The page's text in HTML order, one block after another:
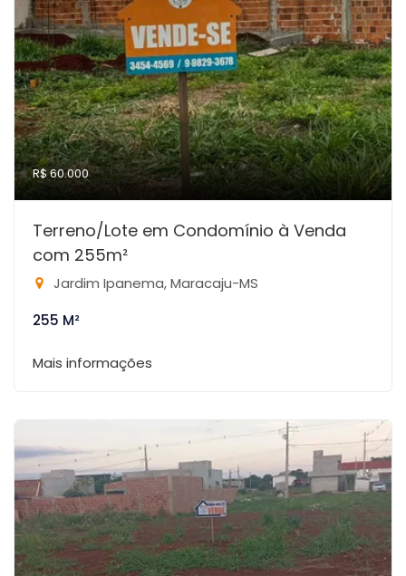
R$ 60.000
Terreno/Lote em Condomínio à Venda
com 255m²
Jardim Ipanema, Maracaju-MS
255 M²
Mais informações